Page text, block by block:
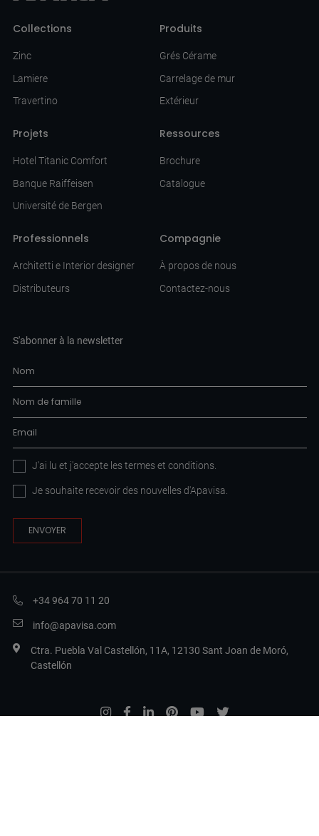
Collections
Zinc
Lamiere
Travertino
Produits
Grés Cérame
Carrelage de mur
Extérieur
Projets
Hotel Titanic Comfort
Banque Raiffeisen
Université de Bergen
Ressources
Brochure
Catalogue
Professionnels
Architetti e Interior designer
Distributeurs
Compagnie
À propos de nous
Contactez-nous
S'abonner à la newsletter
J'ai lu et j'accepte lestermes et conditions
Je souhaite recevoir des nouvelles d'Apavisa.
+34 964 70 11 20
info@apavisa.com
Ctra. Puebla Val Castellón, 11A, 12130 Sant Joan de Moró,
Castellón